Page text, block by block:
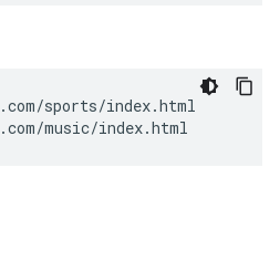
sports/index.html
music/index.html